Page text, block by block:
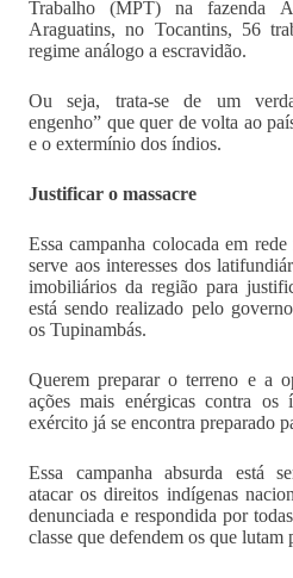
Trabalho (MPT) na fazenda
Araguatins, no Tocantins, 56
regime análogo a escravidão.
Ou seja, trata-se de um
engenho” que quer de volta ao
e o extermínio dos índios.
Justificar o massacre
Essa campanha colocada em
serve aos interesses dos
imobiliários da região para
está sendo realizado pelo
os Tupinambás.
Querem preparar o terreno e a
ações mais enérgicas contra
exército já se encontra preparado
Essa campanha absurda está
atacar os direitos indígenas
denunciada e respondida por
classe que defendem os que lutam